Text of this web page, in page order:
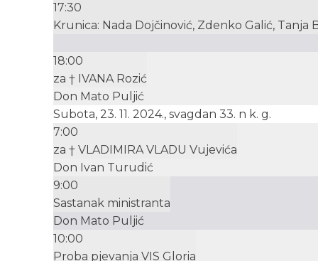
17:30
Krunica: Nada Dojčinović, Zdenko Galić, Tanja
18:00
za † IVANA Rozić
Don Mato Puljić
Subota, 23. 11. 2024., svagdan 33. n k. g.
7:00
za † VLADIMIRA VLADU Vujevića
Don Ivan Turudić
9:00
Sastanak ministranta
Don Mato Puljić
10:00
Proba pjevanja VIS Gloria